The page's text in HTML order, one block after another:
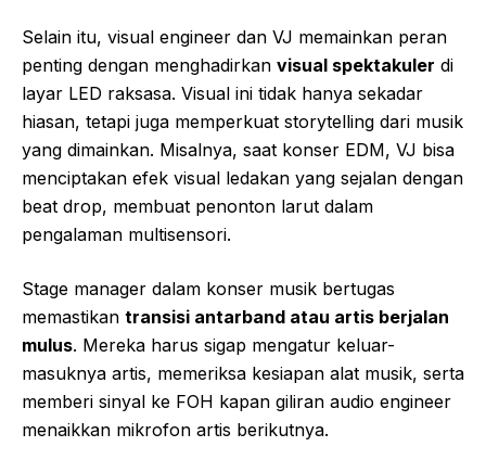
Selain itu, visual engineer dan VJ memainkan peran
penting dengan menghadirkan visual spektakuler di
layar LED raksasa. Visual ini tidak hanya sekadar
hiasan, tetapi juga memperkuat storytelling dari musik
yang dimainkan. Misalnya, saat konser EDM, VJ bisa
menciptakan efek visual ledakan yang sejalan dengan
beat drop, membuat penonton larut dalam
pengalaman multisensori.
Stage manager dalam konser musik bertugas
memastikan transisi antarband atau artis berjalan
mulus. Mereka harus sigap mengatur keluar-
masuknya artis, memeriksa kesiapan alat musik, serta
memberi sinyal ke FOH kapan giliran audio engineer
menaikkan mikrofon artis berikutnya.